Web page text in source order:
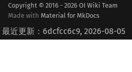
Copyright © 2016 - 2026 OI Wiki Team
Made with Material for MkDocs
最近更新：6dcfcc6c9, 2026-08-05